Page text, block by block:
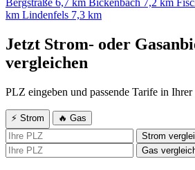
Bergstraße 6,7 km Bickenbach 7,2 km
km Lindenfels 7,3 km
Jetzt Strom- oder
vergleichen
PLZ eingeben und passende Tarife in
⚡ Strom
🔥 Gas
Strom
Gas